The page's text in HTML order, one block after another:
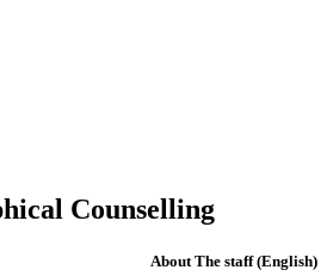
Counselling
(English) About The staff